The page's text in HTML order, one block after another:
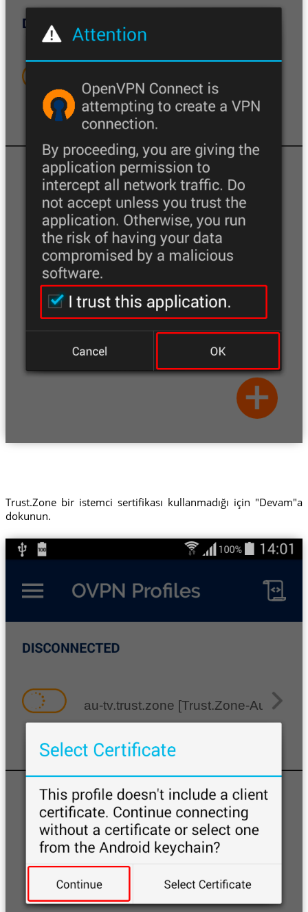
Trust.Zone bir istemci sertifikası kullanmadığı için "Devam"a
dokunun.
au-tv.trust.zone [Trust.Zone-